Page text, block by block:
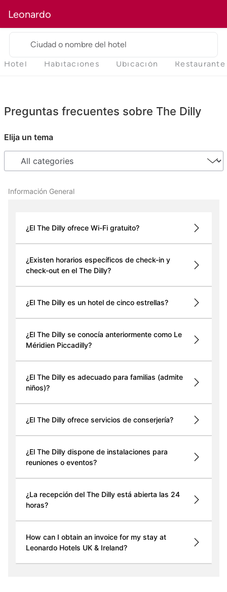
Leonardo
Ciudad o nombre del hotel
Hotel Habitaciones Ubicación Restaurante
Preguntas frecuentes sobre The Dilly
Elija un tema
Información General
¿El The Dilly ofrece Wi-Fi gratuito?
¿Existen horarios específicos de check-in y
check-out en el The Dilly?
¿El The Dilly es un hotel de cinco estrellas?
¿El The Dilly se conocía anteriormente como Le
Méridien Piccadilly?
¿El The Dilly es adecuado para familias (admite
niños)?
¿El The Dilly ofrece servicios de conserjería?
¿El The Dilly dispone de instalaciones para
reuniones o eventos?
¿La recepción del The Dilly está abierta las 24
horas?
How can I obtain an invoice for my stay at
Leonardo Hotels UK & Ireland?